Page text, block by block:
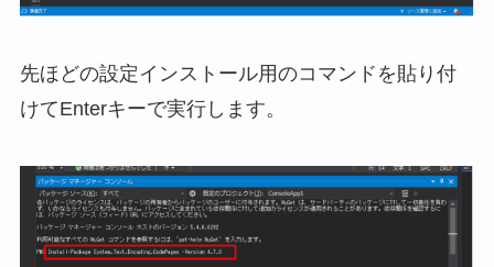
先ほどの設定インストール用のコマンドを貼り付
けてEnterキーで実行します。